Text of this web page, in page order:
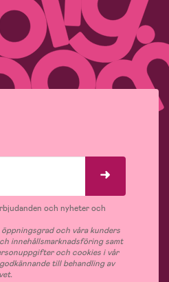
och nyheter och
och våra kunders
innehållsmarknadsföring samt
och cookies i vår
till behandling av